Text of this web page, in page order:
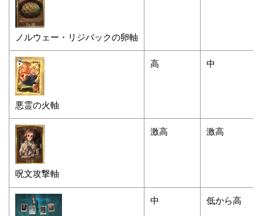
ノルウェー・リジバックの卵軸
悪霊の火軸
高 中
呪文攻撃軸
激高 激高
中 低から高